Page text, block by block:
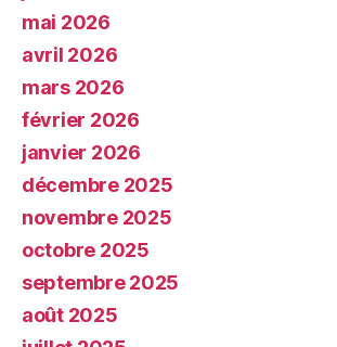
mai 2026
avril 2026
mars 2026
février 2026
janvier 2026
décembre 2025
novembre 2025
octobre 2025
septembre 2025
août 2025